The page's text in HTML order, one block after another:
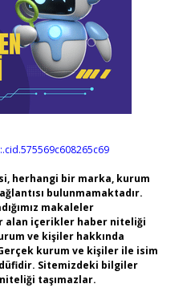
herhangi bir marka, kurum
bulunmamaktadır.
makaleler
alan içerikler haber niteliği
ve kişiler hakkında
kurum ve kişiler ile isim
Sitemizdeki bilgiler
taşımazlar.